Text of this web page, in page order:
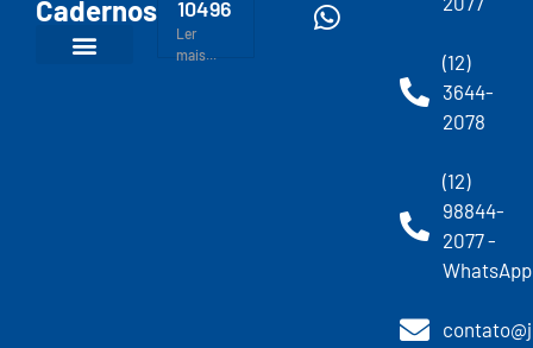
Cadernos
10496
Ler
mais...
(12)
3644-
2078
(12)
98844-
2077 -
WhatsApp